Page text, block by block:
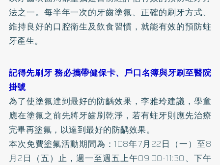
法之一。每半年一次的牙齒塗氟、正確的刷牙方式、
維持良好的口腔衛生及飲食習慣，就能有效的預防蛀
牙產生。
記得先刷牙 務必攜帶健保卡、戶口名簿與牙刷至醫院
掛號
為了使塗氟達到最好的防齲效果，李雅玲建議，學童
應在塗氟之前先將牙齒刷乾淨，若有蛀牙則應先治療
完畢再塗氟，以達到最好的防齲效果。
本次免費塗氟活動期間為：108年7月22日（一）至8
月2日（五）止，週一至週五上午09:00-11:30、下午